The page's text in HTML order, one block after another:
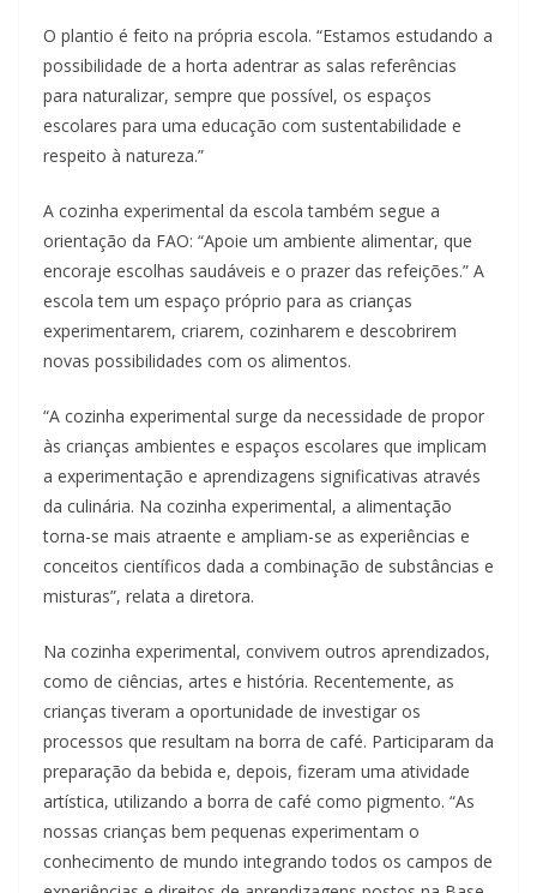
O plantio é feito na própria escola. “Estamos estudando a
possibilidade de a horta adentrar as salas referências
para naturalizar, sempre que possível, os espaços
escolares para uma educação com sustentabilidade e
respeito à natureza.”
A cozinha experimental da escola também segue a
orientação da FAO: “Apoie um ambiente alimentar, que
encoraje escolhas saudáveis e o prazer das refeições.” A
escola tem um espaço próprio para as crianças
experimentarem, criarem, cozinharem e descobrirem
novas possibilidades com os alimentos.
“A cozinha experimental surge da necessidade de propor
às crianças ambientes e espaços escolares que implicam
a experimentação e aprendizagens significativas através
da culinária. Na cozinha experimental, a alimentação
torna-se mais atraente e ampliam-se as experiências e
conceitos científicos dada a combinação de substâncias e
misturas”, relata a diretora.
Na cozinha experimental, convivem outros aprendizados,
como de ciências, artes e história. Recentemente, as
crianças tiveram a oportunidade de investigar os
processos que resultam na borra de café. Participaram da
preparação da bebida e, depois, fizeram uma atividade
artística, utilizando a borra de café como pigmento. “As
nossas crianças bem pequenas experimentam o
conhecimento de mundo integrando todos os campos de